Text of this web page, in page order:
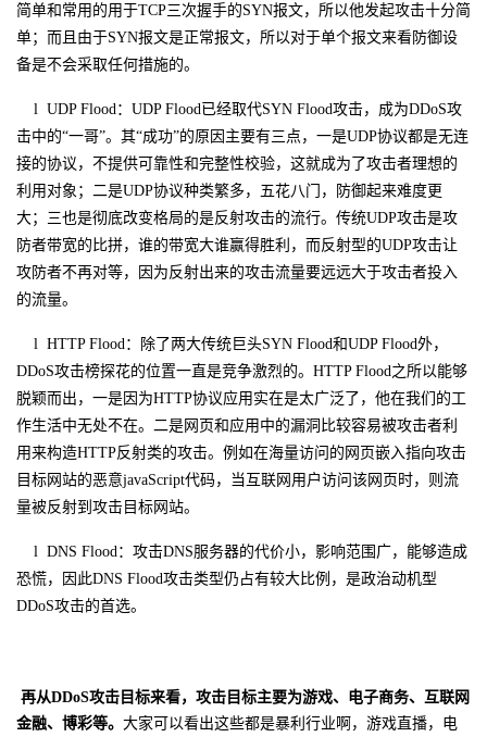
简单和常用的用于TCP三次握手的SYN报文，所以他发起攻击十分简
单；而且由于SYN报文是正常报文，所以对于单个报文来看防御设
备是不会采取任何措施的。
l UDP Flood： UDP Flood已经取代SYN Flood攻击，成为DDoS攻
击中的“一哥”。其“成功”的原因主要有三点，一是UDP协议都是无连
接的协议，不提供可靠性和完整性校验，这就成为了攻击者理想的
利用对象；二是UDP协议种类繁多，五花八门，防御起来难度更
大；三也是彻底改变格局的是反射攻击的流行。传统UDP攻击是攻
防者带宽的比拼，谁的带宽大谁赢得胜利，而反射型的UDP攻击让
攻防者不再对等，因为反射出来的攻击流量要远远大于攻击者投入
的流量。
l HTTP Flood：除了两大传统巨头SYN Flood和UDP Flood外，
DDoS攻击榜探花的位置一直是竞争激烈的。HTTP Flood之所以能够
脱颖而出，一是因为HTTP协议应用实在是太广泛了，他在我们的工
作生活中无处不在。二是网页和应用中的漏洞比较容易被攻击者利
用来构造HTTP反射类的攻击。例如在海量访问的网页嵌入指向攻击
目标网站的恶意javaScript代码，当互联网用户访问该网页时，则流
量被反射到攻击目标网站。
l DNS Flood：攻击DNS服务器的代价小，影响范围广，能够造成
恐慌，因此DNS Flood攻击类型仍占有较大比例，是政治动机型
DDoS攻击的首选。
再从DDoS攻击目标来看，攻击目标主要为游戏、电子商务、互联网
金融、博彩等。 大家可以看出这些都是暴利行业啊，游戏直播，电